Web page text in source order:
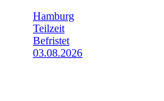
Hamburg
Teilzeit
Befristet
03.08.2026